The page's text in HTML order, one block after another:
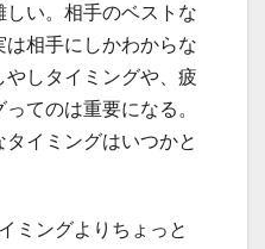
しい。相手のベストな
は相手にしかわからな
しタイミングや、疲
てのは重要になる。
イミングはいつかと
ミングよりちょっと